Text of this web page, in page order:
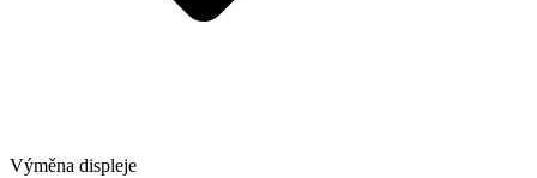
Výměna displeje